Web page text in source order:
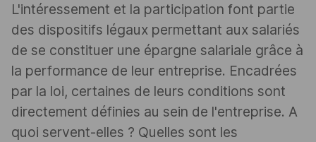
L'intéressement et la participation font partie
des dispositifs légaux permettant aux salariés
de se constituer une épargne salariale grâce à
la performance de leur entreprise. Encadrées
par la loi, certaines de leurs conditions sont
directement définies au sein de l'entreprise. A
quoi servent-elles ? Quelles sont les